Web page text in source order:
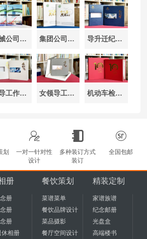
机械公司宣传册画册设计方案-双语定制助力海外市场拓展 集团公司30周年庆纪念册制作-高端设计制作周年相册 导升迁纪念相册定制-高端设计记录奋斗历程与荣耀时刻
领导工作送别纪念相册定制设计-高端相册留存感恩与奋斗记忆 女领导工作记录纪念相册定制-高端设计留存芳华与奋斗记忆 机动车检测公司10周年纪念相册定制-企业影集设计与制作
划
一对一针对性
设计
多种装订方式
装订
全国包邮
册
册
册
册
休相册
餐饮策划
菜谱菜单
餐饮品牌设计
菜品摄影
餐厅空间设计
精装定制
家谱族谱
纪念邮册
光盘盒
高端楼书